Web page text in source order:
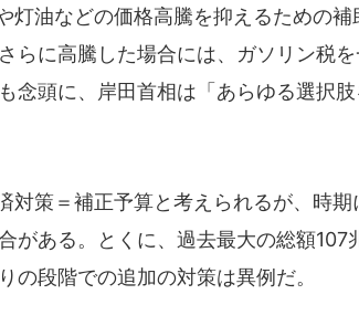
灯油などの価格高騰を抑えるための補
らに高騰した場合には、ガソリン税
念頭に、岸田首相は「あらゆる選択
対策＝補正予算と考えられるが、時
がある。とくに、過去最大の総額
の段階での追加の対策は異例だ。